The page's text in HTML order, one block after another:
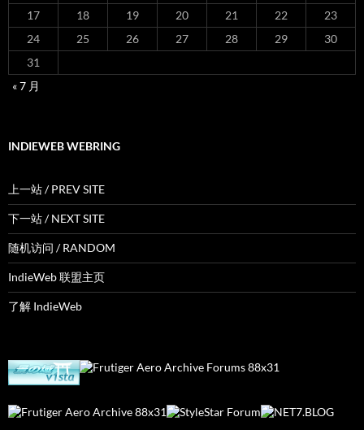
17
18 19 20 21 22
23
24
25 26 27 28 29
30
31
« 7 月
INDIEWEB WEBRING
上一站 / PREV SITE
下一站 / NEXT SITE
随机访问 / RANDOM
IndieWeb 联盟主页
了解 IndieWeb